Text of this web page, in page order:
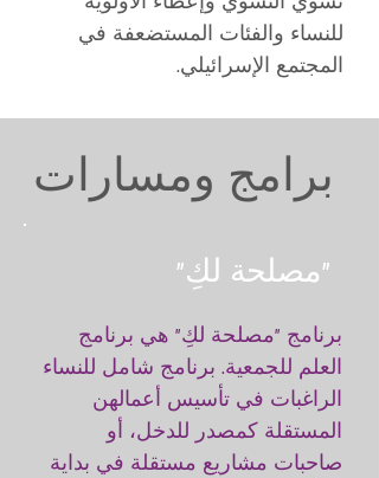
للنساء والفئات المستضعفة في
المجتمع الإسرائيلي.
"مصلحة لكِ"
برنامج "مصلحة لكِ" هي برنامج
العلم للجمعية. برنامج شامل للنساء
الراغبات في تأسيس أعمالهن
المستقلة كمصدر للدخل، أو
صاحبات مشاريع مستقلة في بداية